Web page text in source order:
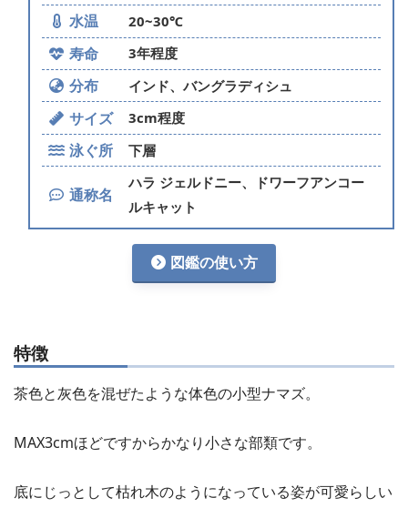
水温 20~30℃
寿命 3年程度
分布 インド、バングラディシュ
サイズ 3cm程度
泳ぐ所 下層
通称名
ハラ ジェルドニー、ドワーフアンコー
ルキャット
図鑑の使い方
特徴
茶色と灰色を混ぜたような体色の小型ナマズ。
MAX3cmほどですからかなり小さな部類です。
底にじっとして枯れ木のようになっている姿が可愛らしい